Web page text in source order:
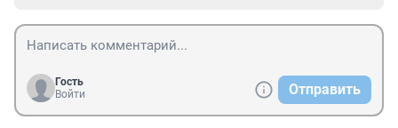
Гость
Войти
Отправить